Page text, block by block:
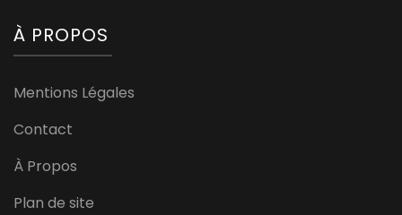
À PROPOS
Mentions Légales
Contact
À Propos
Plan de site